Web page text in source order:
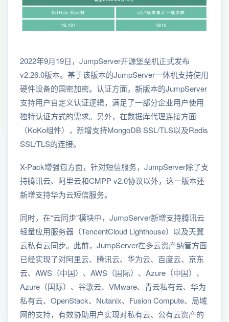
2022年9月19日，JumpServer开源堡垒机正式发布
v2.26.0版本。基于该版本的JumpServer一体机支持使用
硬件设备的国密加密。认证方面，新版本的JumpServer
支持用户自定义认证逻辑，满足了一部分企业用户使用
独特认证方式的需求。另外，在数据库代理连接方面
（KoKo组件），新增支持MongoDB SSL/TLS以及Redis
SSL/TLS的连接。
X-Pack增强包方面，针对短信服务，JumpServer除了支
持腾讯云、阿里云和CMPP v2.0协议以外，这一版本还
新增支持华为云短信服务。
同时，在“云同步”模块中，JumpServer新增支持腾讯云
轻量应用服务器（TencentCloud Lighthouse）以及天翼
云私有云同步。此前，JumpServer在多云资产纳管方面
已经实现了对阿里云、腾讯云、华为云、百度云、京东
云、AWS（中国）、AWS（国际）、Azure（中国）、
Azure（国际）、谷歌云、VMware、青云私有云、华为
私有云、OpenStack、Nutanix、Fusion Compute、局域
网的支持，有效协助用户实现对私有云、公有云资产的